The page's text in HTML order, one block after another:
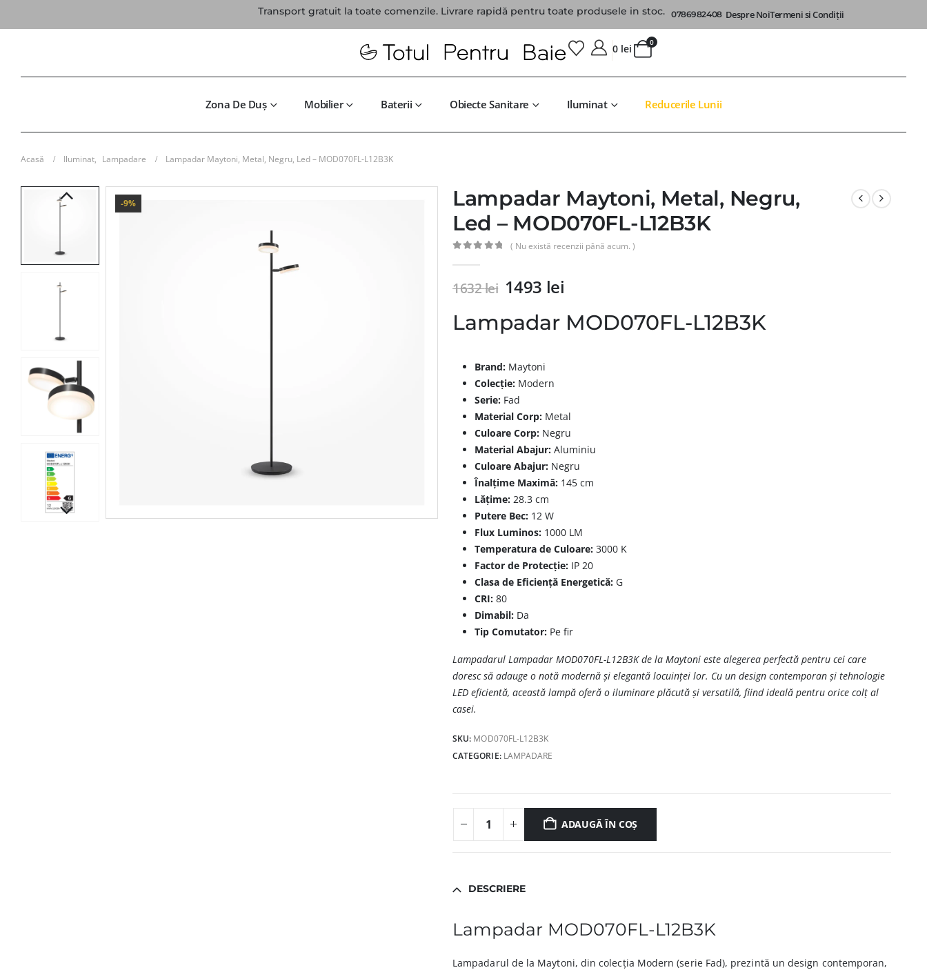
Transport gratuit la toate comenzile. Livrare rapidă pentru toate produsele in stoc. 0786982408 Despre NoiTermeni si Condiții
0
0 lei
Zona De Duș Mobilier Baterii Obiecte Sanitare Iluminat Reducerile Lunii
Acasă Iluminat, Lampadare Lampadar Maytoni, Metal, Negru, Led – MOD070FL-L12B3K
-9%
Lampadar Maytoni, Metal, Negru,
Led – MOD070FL-L12B3K
( Nu există recenzii până acum. )
1632lei 1493 lei
Lampadar MOD070FL-L12B3K
Brand: Maytoni
Colecție: Modern
Serie: Fad
Material Corp: Metal
Culoare Corp: Negru
Material Abajur: Aluminiu
Culoare Abajur: Negru
Înalțime Maximă: 145 cm
Lățime: 28.3 cm
Putere Bec: 12 W
Flux Luminos: 1000 LM
Temperatura de Culoare: 3000 K
Factor de Protecție: IP 20
Clasa de Eficiență Energetică: G
CRI: 80
Dimabil: Da
Tip Comutator: Pe fir
Lampadarul Lampadar MOD070FL-L12B3K de la Maytoni este alegerea perfectă pentru cei care
doresc să adauge o notă modernă și elegantă locuinței lor. Cu un design contemporan și tehnologie
LED eficientă, această lampă oferă o iluminare plăcută și versatilă, fiind ideală pentru orice colț al
casei.
SKU: MOD070FL-L12B3K
CATEGORIE: LAMPADARE
ADAUGĂ ÎN COȘ
DESCRIERE
Lampadar MOD070FL-L12B3K
Lampadarul de la Maytoni, din colecția Modern (serie Fad), prezintă un design contemporan,